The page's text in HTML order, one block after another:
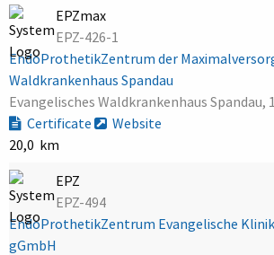
EPZmax
EPZ-426-1
EndoProthetikZentrum der
Waldkrankenhaus Spandau
Evangelisches Waldkrankenhaus Spandau,
Certificate
Website
20,0 km
EPZ
EPZ-494
EndoProthetikZentrum Evangelische
gGmbH